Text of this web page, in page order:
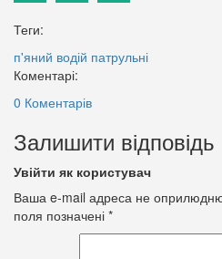
Теги:
п'яний водій патрульні
Коментарі:
0 Коментарів
Залишити відповідь
Увійти як користувач
Ваша e-mail адреса не
поля позначені *